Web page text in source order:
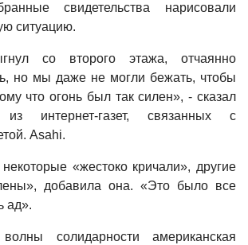
свидетельства нарисовали
ситуацию.
со второго этажа, отчаянно
но мы даже не могли бежать, чтобы
что огонь был так силен», - сказал
интернет-газет, связанных с
Asahi.
«жестоко кричали», другие
добавила она. «Это было все
ад».
солидарности американская